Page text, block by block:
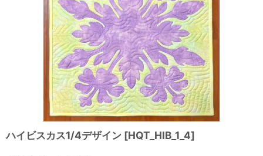
ハイビスカス1/4デザイン [HQT_HIB_1_4]